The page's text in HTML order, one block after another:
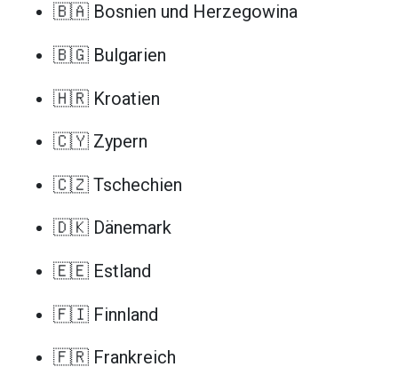
🇧🇦 Bosnien und Herzegowina
🇧🇬 Bulgarien
🇭🇷 Kroatien
🇨🇾 Zypern
🇨🇿 Tschechien
🇩🇰 Dänemark
🇪🇪 Estland
🇫🇮 Finnland
🇫🇷 Frankreich